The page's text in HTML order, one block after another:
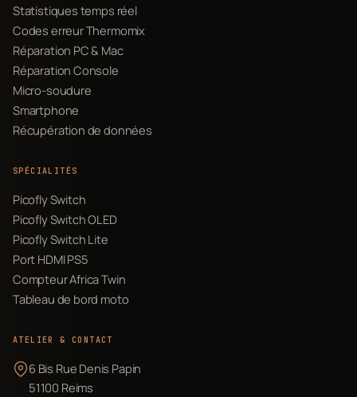
Statistiques temps réel
Codes erreur Thermomix
Réparation PC & Mac
Réparation Console
Micro-soudure
Smartphone
Récupération de données
SPÉCIALITÉS
Picofly Switch
Picofly Switch OLED
Picofly Switch Lite
Port HDMI PS5
Compteur Africa Twin
Tableau de bord moto
ATELIER & CONTACT
6 Bis Rue Denis Papin
51100 Reims